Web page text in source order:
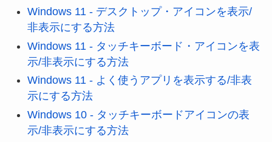
Windows 11 - デスクトップ・アイコンを表示/
非表示にする方法
Windows 11 - タッチキーボード・アイコンを表
示/非表示にする方法
Windows 11 - よく使うアプリを表示する/非表
示にする方法
Windows 10 - タッチキーボードアイコンの表
示/非表示にする方法